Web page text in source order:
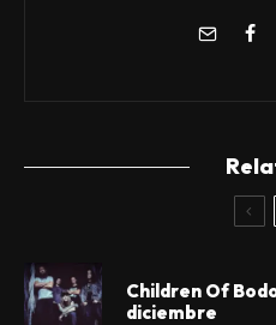
Children Of
diciembre